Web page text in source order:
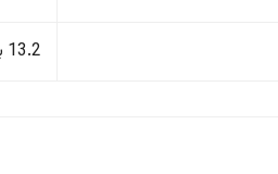
13.2 بوصة